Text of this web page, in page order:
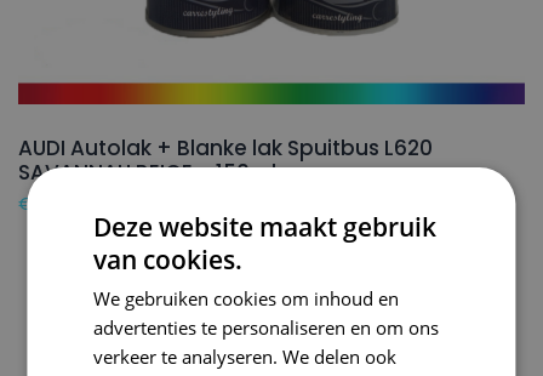
AUDI Autolak + Blanke lak Spuitbus L620
SAVANNAH BEIGE – 150ml
€
Deze website maakt gebruik
van cookies.
We gebruiken cookies om inhoud en
advertenties te personaliseren en om ons
verkeer te analyseren. We delen ook